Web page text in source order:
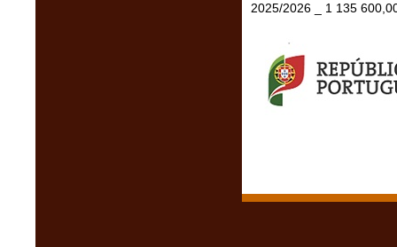
2025/2026 _ 1 135